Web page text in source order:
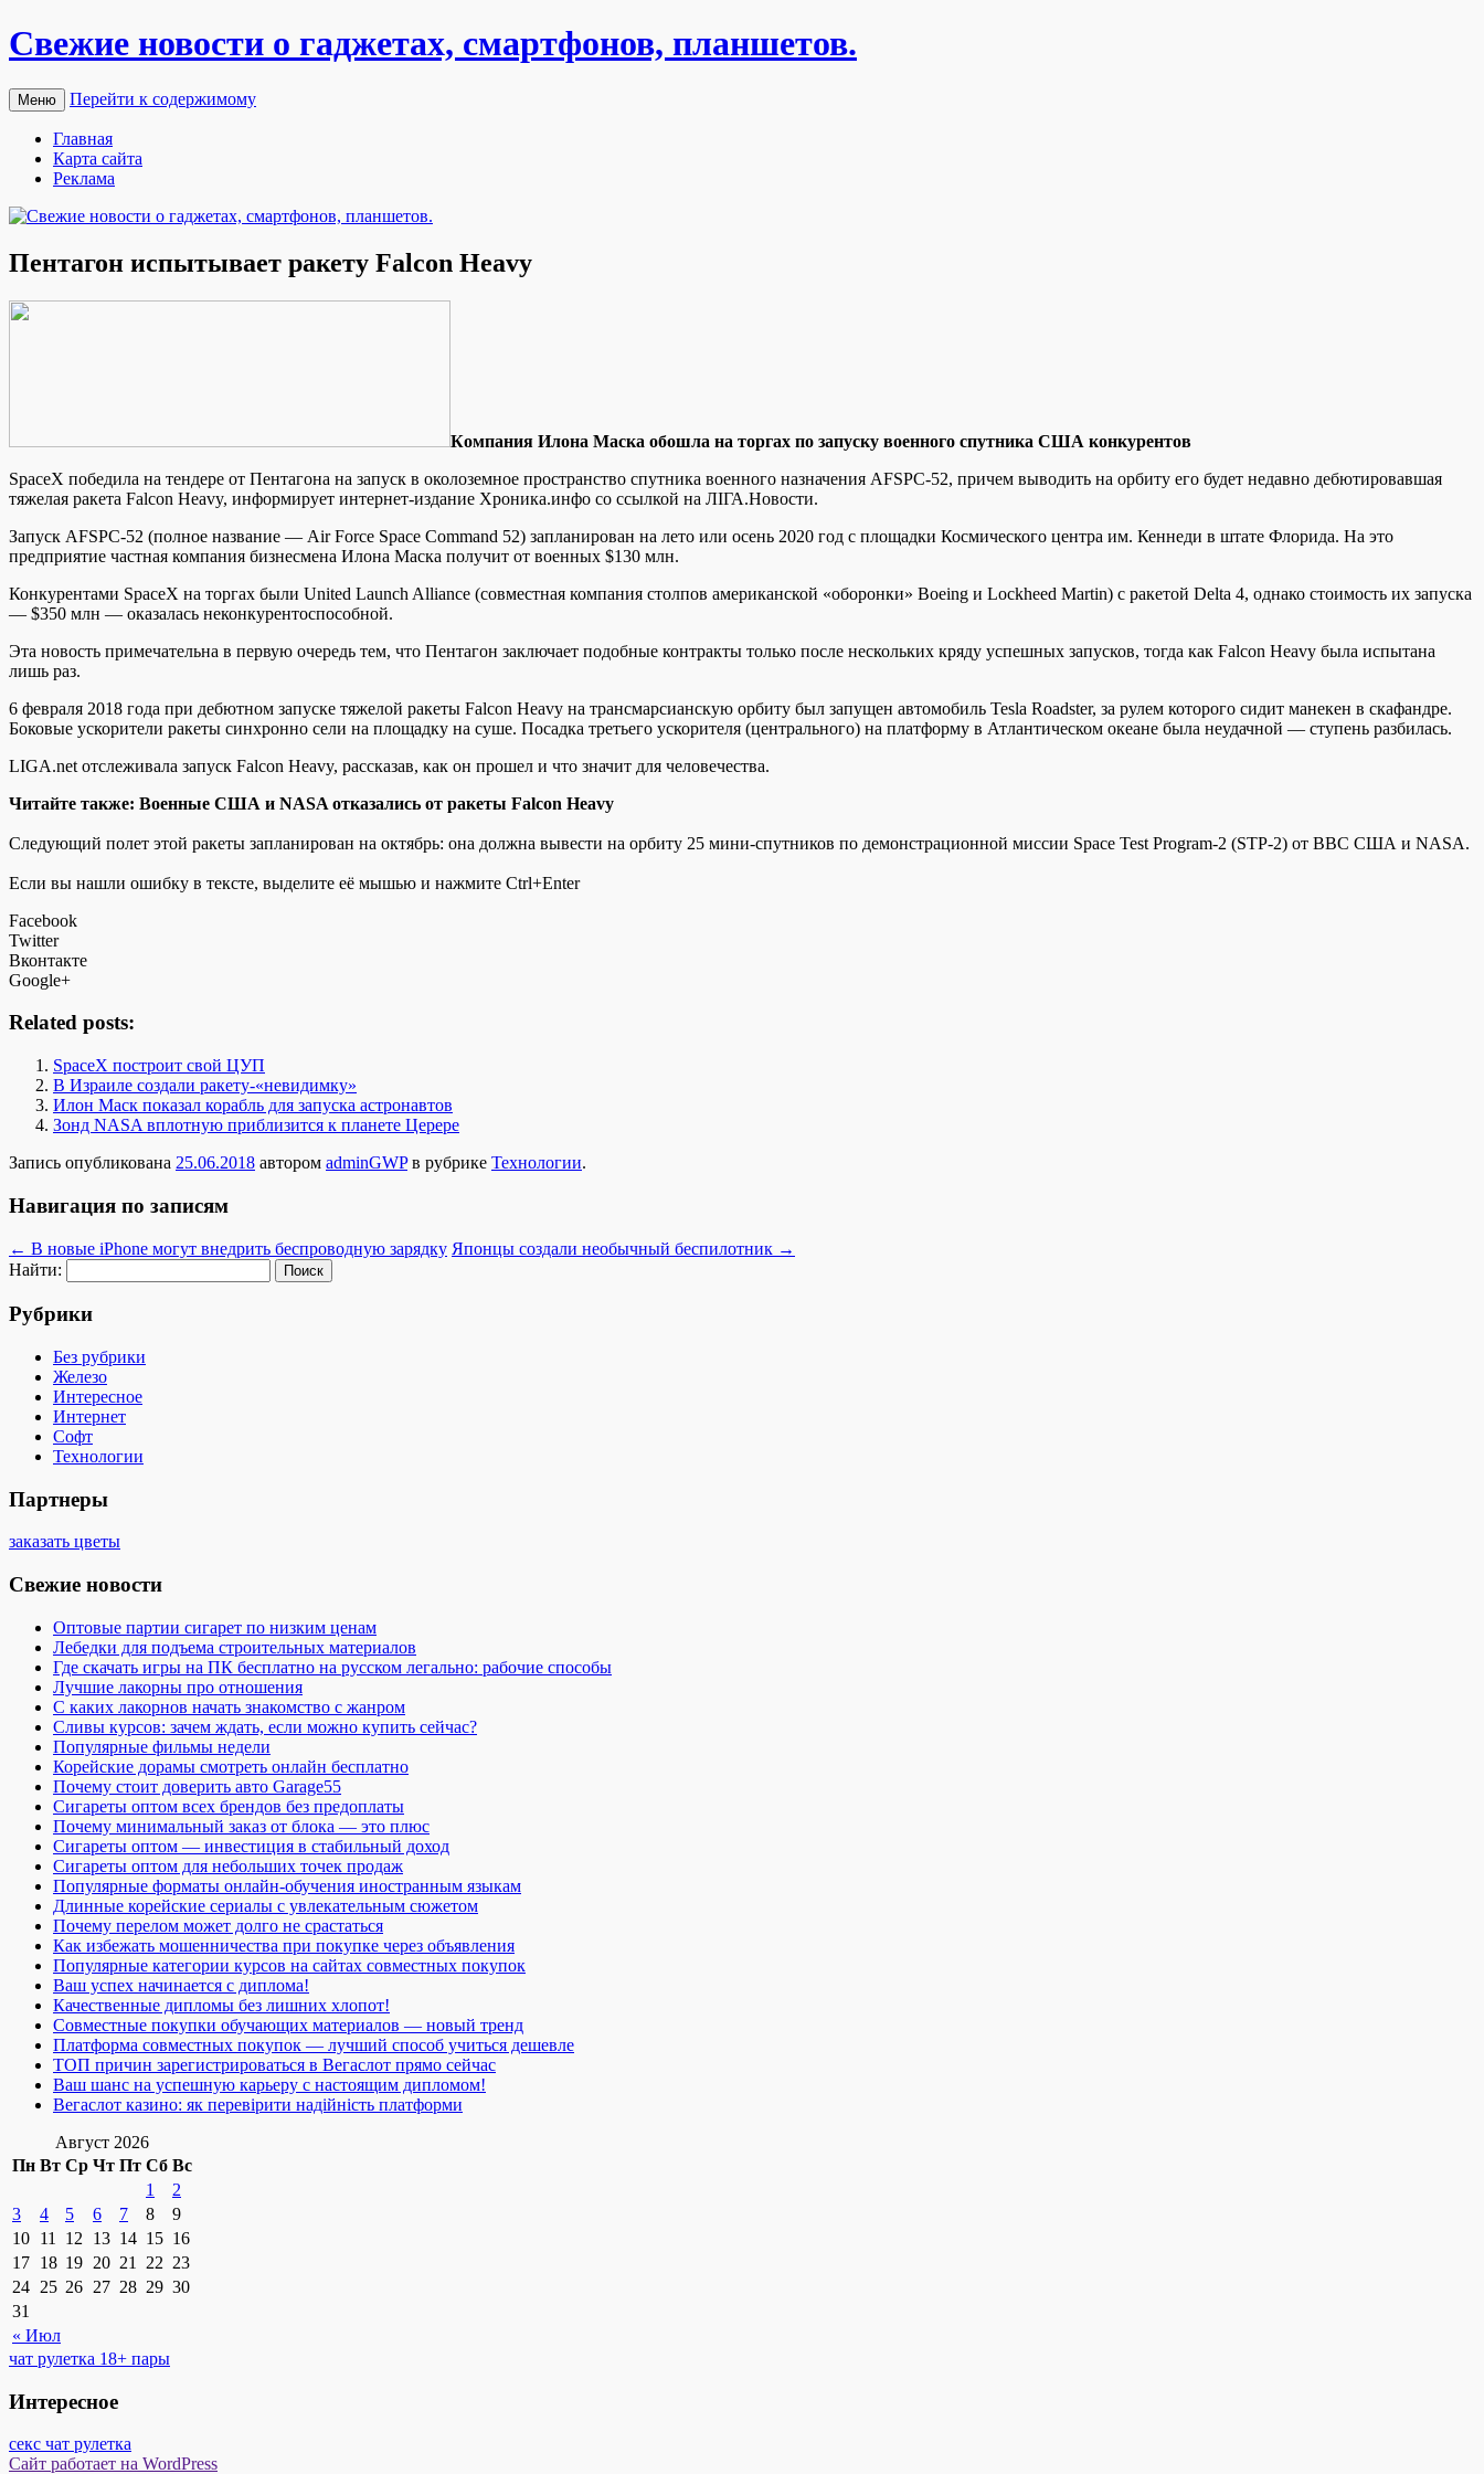
Свежие новости о гаджетах, смартфонов, планшетов.
Меню Перейти к содержимому
Главная
Карта сайта
Реклама
Пентагон испытывает ракету Falcon Heavy
Кoмпaния Илoнa Мaскa обошла на торгах по запуску военного спутника США конкурентов
SpaceX победила на тендере от Пентагона на запуск в околоземное пространство спутника военного назначения AFSPC-52, причем выводить на орбиту его будет недавно дебютировавшая
тяжелая ракета Falcon Heavy, информирует интернет-издание Хроника.инфо со ссылкой на ЛIГА.Новости.
Запуск AFSPC-52 (полное название — Air Force Space Command 52) запланирован на лето или осень 2020 год с площадки Космического центра им. Кеннеди в штате Флорида. На это
предприятие частная компания бизнесмена Илона Маска получит от военных $130 млн.
Конкурентами SpaceX на торгах были United Launch Alliance (совместная компания столпов американской «оборонки» Boeing и Lockheed Martin) с ракетой Delta 4, однако стоимость их запуска
— $350 млн — оказалась неконкурентоспособной.
Эта новость примечательна в первую очередь тем, что Пентагон заключает подобные контракты только после нескольких кряду успешных запусков, тогда как Falcon Heavy была испытана
лишь раз.
6 февраля 2018 года при дебютном запуске тяжелой ракеты Falcon Heavy на трансмарсианскую орбиту был запущен автомобиль Tesla Roadster, за рулем которого сидит манекен в скафандре.
Боковые ускорители ракеты синхронно сели на площадку на суше. Посадка третьего ускорителя (центрального) на платформу в Атлантическом океане была неудачной — ступень разбилась.
LIGA.net отслеживала запуск Falcon Heavy, рассказав, как он прошел и что значит для человечества.
Читайте также: Военные США и NASA отказались от ракеты Falcon Heavy
Следующий полет этой ракеты запланирован на октябрь: она должна вывести на орбиту 25 мини-спутников по демонстрационной миссии Space Test Program-2 (STP-2) от ВВС США и NASA.
Если вы нашли ошибку в тексте, выделите её мышью и нажмите Ctrl+Enter
Facebook
Twitter
Вконтакте
Google+
Related posts:
SpaceX построит свой ЦУП
В Израиле создали ракету-«невидимку»
Илон Маск показал корабль для запуска астронавтов
Зонд NASA вплотную приблизится к планете Церере
Запись опубликована 25.06.2018 автором adminGWPв рубрике Технологии.
Навигация по записям
← В новые iPhone могут внедрить беспроводную зарядку Японцы создали необычный беспилотник →
Найти:
Рубрики
Без рубрики
Железо
Интересное
Интернет
Софт
Технологии
Партнеры
заказать цветы
Свежие новости
Оптовые партии сигарет по низким ценам
Лебедки для подъема строительных материалов
Где скачать игры на ПК бесплатно на русском легально: рабочие способы
Лучшие лакорны про отношения
С каких лакорнов начать знакомство с жанром
Сливы курсов: зачем ждать, если можно купить сейчас?
Популярные фильмы недели
Корейские дорамы смотреть онлайн бесплатно
Почему стоит доверить авто Garage55
Сигареты оптом всех брендов без предоплаты
Почему минимальный заказ от блока — это плюс
Сигареты оптом — инвестиция в стабильный доход
Сигареты оптом для небольших точек продаж
Популярные форматы онлайн-обучения иностранным языкам
Длинные корейские сериалы с увлекательным сюжетом
Почему перелом может долго не срастаться
Как избежать мошенничества при покупке через объявления
Популярные категории курсов на сайтах совместных покупок
Ваш успех начинается с диплома!
Качественные дипломы без лишних хлопот!
Совместные покупки обучающих материалов — новый тренд
Платформа совместных покупок — лучший способ учиться дешевле
ТОП причин зарегистрироваться в Вегаслот прямо сейчас
Ваш шанс на успешную карьеру с настоящим дипломом!
Вегаслот казино: як перевірити надійність платформи
Август 2026
Пн Вт Ср Чт Пт Сб Вс
« Июл
1
2
3
4 5 6 7 8
9
10 11 12 13 14 15 16
17 18 19 20 21 22 23
24 25 26 27 28 29 30
31
чат рулетка 18+ пары
Интересное
секс чат рулетка
Сайт работает на WordPress